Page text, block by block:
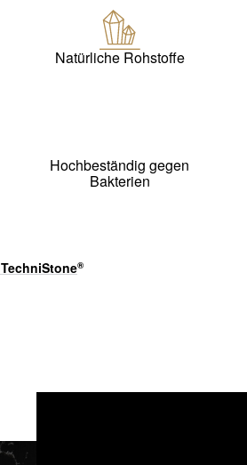
Natürliche Rohstoffe
Hochbeständig gegen
Bakterien
TechniStone®